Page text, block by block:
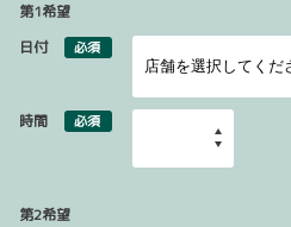
第1希望
日付
必須
時間 必須
第2希望